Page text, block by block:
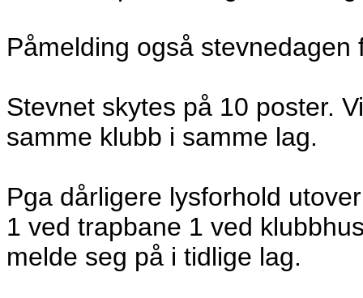
Påmelding også stevnedagen
Stevnet skytes på 10 poster.
samme klubb i samme lag.
Pga dårligere lysforhold
1 ved trapbane 1 ved
melde seg på i tidlige lag.